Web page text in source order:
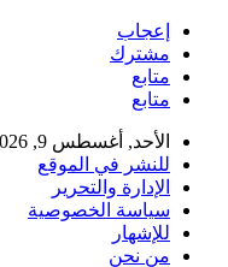
إعجاب
مشترك
متابع
متابع
الأحد, أغسطس 9, 2026
للنشر في الموقع
الإدارة والتحرير
سياسة الخصوصية
للإشهار
من نحن